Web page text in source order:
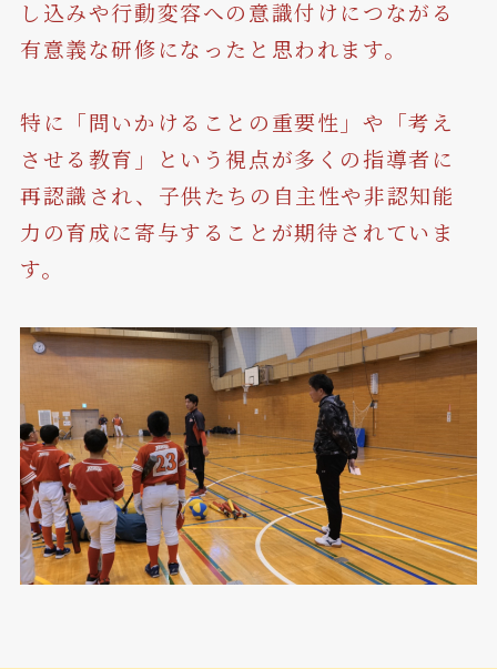
し込みや行動変容への意識付けにつながる
有意義な研修になったと思われます。
特に「問いかけることの重要性」や「考え
させる教育」という視点が多くの指導者に
再認識され、子供たちの自主性や非認知能
力の育成に寄与することが期待されていま
す。